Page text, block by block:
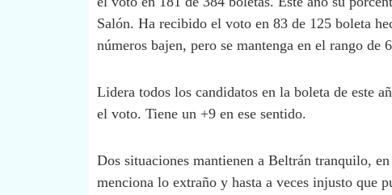
Salón. Ha recibido el voto en 83 de 125 boleta
números bajen, pero se mantenga en el rango de
Lidera todos los candidatos en la boleta de este
el voto. Tiene un +9 en ese sentido.
Dos situaciones mantienen a Beltrán tranquilo,
menciona lo extraño y hasta a veces injusto que